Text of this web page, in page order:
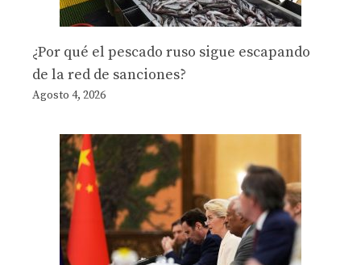
¿Por qué el pescado ruso sigue escapando
de la red de sanciones?
Agosto 4, 2026